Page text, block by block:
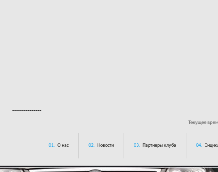
---------------
Текущее
01. О нас 02. Новости 03. Партнеры клуба 04.